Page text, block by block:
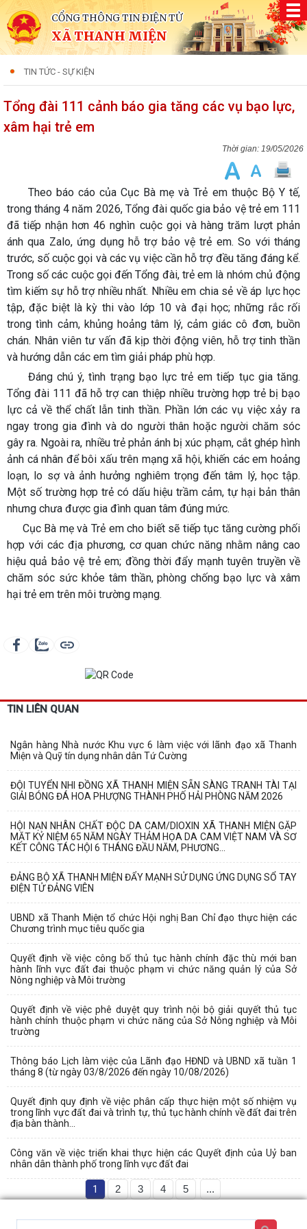
CỔNG THÔNG TIN ĐIỆN TỬ
XÃ THANH MIỆN
TIN TỨC - SỰ KIỆN
Tổng đài 111 cảnh báo gia tăng các vụ bạo lực,
xâm hại trẻ em
19/05/2026
Theo báo cáo của Cục Bà mẹ và Trẻ em thuộc Bộ Y tế,
trong tháng 4 năm 2026, Tổng đài quốc gia bảo vệ trẻ em 111
đã tiếp nhận hơn 46 nghìn cuộc gọi và hàng trăm lượt phản
ánh qua Zalo, ứng dụng hỗ trợ bảo vệ trẻ em. So với tháng
trước, số cuộc gọi và các vụ việc cần hỗ trợ đều tăng đáng kể.
Trong số các cuộc gọi đến Tổng đài, trẻ em là nhóm chủ động
tìm kiếm sự hỗ trợ nhiều nhất. Nhiều em chia sẻ về áp lực học
tập, đặc biệt là kỳ thi vào lớp 10 và đại học; những rắc rối
trong tình cảm, khủng hoảng tâm lý, cảm giác cô đơn, buồn
chán. Nhân viên tư vấn đã kịp thời động viên, hỗ trợ tinh thần
và hướng dẫn các em tìm giải pháp phù hợp.
Đáng chú ý, tình trạng bạo lực trẻ em tiếp tục gia tăng.
Tổng đài 111 đã hỗ trợ can thiệp nhiều trường hợp trẻ bị bạo
lực cả về thể chất lẫn tinh thần. Phần lớn các vụ việc xảy ra
ngay trong gia đình và do người thân hoặc người chăm sóc
gây ra. Ngoài ra, nhiều trẻ phản ánh bị xúc phạm, cắt ghép hình
ảnh cá nhân để bôi xấu trên mạng xã hội, khiến các em hoảng
loạn, lo sợ và ảnh hưởng nghiêm trọng đến tâm lý, học tập.
Một số trường hợp trẻ có dấu hiệu trầm cảm, tự hại bản thân
nhưng chưa được gia đình quan tâm đúng mức.
Cục Bà mẹ và Trẻ em cho biết sẽ tiếp tục tăng cường phối
hợp với các địa phương, cơ quan chức năng nhằm nâng cao
hiệu quả bảo vệ trẻ em; đồng thời đẩy mạnh tuyên truyền về
chăm sóc sức khỏe tâm thần, phòng chống bạo lực và xâm
hại trẻ em trên môi trường mạng.
TIN LIÊN QUAN
Ngân hàng Nhà nước Khu vực 6 làm việc với lãnh đạo xã Thanh
Miện và Quỹ tín dụng nhân dân Tứ Cường
ĐỘI TUYỂN NHI ĐỒNG XÃ THANH MIỆN SẴN SÀNG TRANH TÀI TẠI
GIẢI BÓNG ĐÁ HOA PHƯỢNG THÀNH PHỐ HẢI PHÒNG NĂM 2026
HỘI NẠN NHÂN CHẤT ĐỘC DA CAM/DIOXIN XÃ THANH MIỆN GẶP
MẶT KỶ NIỆM 65 NĂM NGÀY THẢM HỌA DA CAM VIỆT NAM VÀ SƠ
KẾT CÔNG TÁC HỘI 6 THÁNG ĐẦU NĂM, PHƯƠNG...
ĐẢNG BỘ XÃ THANH MIỆN ĐẨY MẠNH SỬ DỤNG ỨNG DỤNG SỔ TAY
ĐIỆN TỬ ĐẢNG VIÊN
UBND xã Thanh Miện tổ chức Hội nghị Ban Chỉ đạo thực hiện các
Chương trình mục tiêu quốc gia
Quyết định về việc công bố thủ tục hành chính đặc thù mới ban
hành lĩnh vực đất đai thuộc phạm vi chức năng quản lý của Sở
Nông nghiệp và Môi trường
Quyết định về việc phê duyệt quy trình nội bộ giải quyết thủ tục
hành chính thuộc phạm vi chức năng của Sở Nông nghiệp và Môi
trường
Thông báo Lịch làm việc của Lãnh đạo HĐND và UBND xã tuần 1
tháng 8 (từ ngày 03/8/2026 đến ngày 10/08/2026)
Quyết định quy định về việc phân cấp thực hiện một số nhiệm vụ
trong lĩnh vực đất đai và trình tự, thủ tục hành chính về đất đai trên
địa bàn thành...
Công văn về việc triển khai thực hiện các Quyết định của Uỷ ban
nhân dân thành phố trong lĩnh vực đất đai
1 2 3 4 5 ...